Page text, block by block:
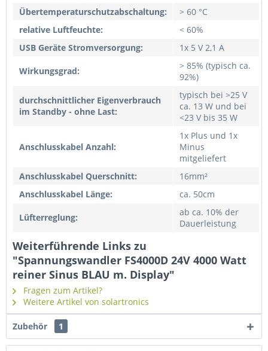
Übertemperaturschutzabschaltung:
> 60 °C
relative Luftfeuchte:
< 60%
USB Geräte Stromversorgung:
1x 5 V 2,1 A
Wirkungsgrad:
> 85% (typisch ca.
92%)
durchschnittlicher Eigenverbrauch
im Standby - ohne Last:
typisch bei >25 V
ca. 13 W und bei
<23 V bis 35 W
Anschlusskabel Anzahl:
1x Plus und 1x
Minus
mitgeliefert
Anschlusskabel Querschnitt:
16mm²
Anschlusskabel Länge:
ca. 50cm
Lüfterreglung:
ab ca. 10% der
Dauerleistung
Weiterführende Links zu
"Spannungswandler FS4000D 24V 4000 Watt
reiner Sinus BLAU m. Display"
Fragen zum Artikel?
Weitere Artikel von solartronics
Zubehör 1